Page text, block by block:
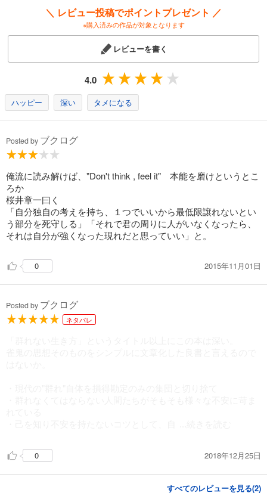
＼ レビュー投稿でポイントプレゼント ／
※購入済みの作品が対象となります
レビューを書く
4.0
ハッピー 深い タメになる
Posted by ブクログ
俺流に読み解けば、"Don't think , feel it" 本能を磨けというとこ
ろか
桜井章一曰く
「自分独自の考えを持ち、１つでいいから最低限譲れないとい
う部分を死守しる」「それで君の周りに人がいなくなったら、
それは自分が強くなった現れだと思っていい」と。
0 2015年11月01日
Posted by ブクログ
ネタバレ
0 2018年12月25日
すべてのレビューを見る(2)